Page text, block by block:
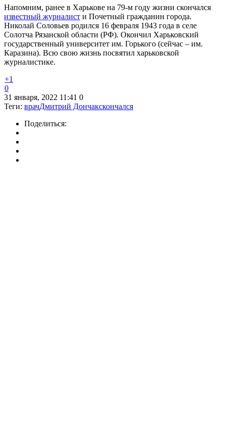
Напомним, ранее в Харькове на 79-м году жизни скончался
известный журналист и Почетный гражданин города.
Николай Соловьев родился 16 февраля 1943 года в селе
Солотча Рязанской области (РФ). Окончил Харьковский
государственный университет им. Горького (сейчас – им.
Каразина). Всю свою жизнь посвятил харьковской
журналистике.
+1
0
31 января, 2022 11:41 0
Теги: врачДмитрий Дончакскончался
Поделиться: